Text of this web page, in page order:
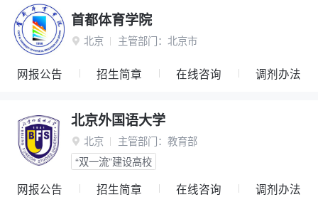
首都体育学院
 北京 主管部门： 北京市
网报公告 招生简章 在线咨询 调剂办法
北京外国语大学
 北京 主管部门： 教育部
“双一流”建设高校
网报公告 招生简章 在线咨询 调剂办法